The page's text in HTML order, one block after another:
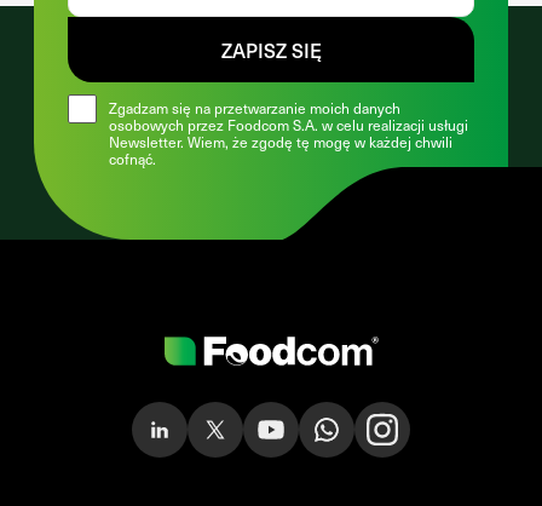
Zgadzam się na przetwarzanie moich danych
osobowych przez Foodcom S.A. w celu realizacji usługi
Newsletter. Wiem, że zgodę tę mogę w każdej chwili
cofnąć.
ZAPISZ SIĘ